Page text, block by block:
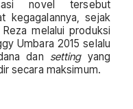
novel tersebut
kegagalannya, sejak
melalui produksi
Umbara 2015 selalu
dan settingyang
secara maksimum.